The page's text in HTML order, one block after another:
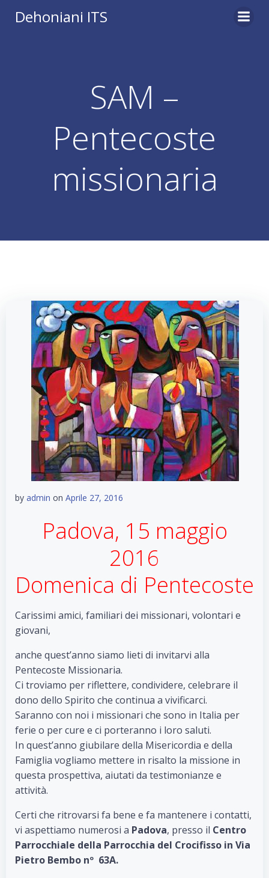
Dehoniani ITS
SAM –
Pentecoste
missionaria
by admin on Aprile 27, 2016
Padova, 15 maggio
2016
Domenica di Pentecoste
Carissimi amici, familiari dei missionari, volontari e
giovani,
anche quest’anno siamo lieti di invitarvi alla
Pentecoste Missionaria.
Ci troviamo per riflettere, condividere, celebrare il
dono dello Spirito che continua a vivificarci.
Saranno con noi i missionari che sono in Italia per
ferie o per cure e ci porteranno i loro saluti.
In quest’anno giubilare della Misericordia e della
Famiglia vogliamo mettere in risalto la missione in
questa prospettiva, aiutati da testimonianze e
attività.
Certi che ritrovarsi fa bene e fa mantenere i contatti,
vi aspettiamo numerosi a Padova, presso il Centro
Parrocchiale della Parrocchia del Crocifisso in Via
Pietro Bembo nº 63A.